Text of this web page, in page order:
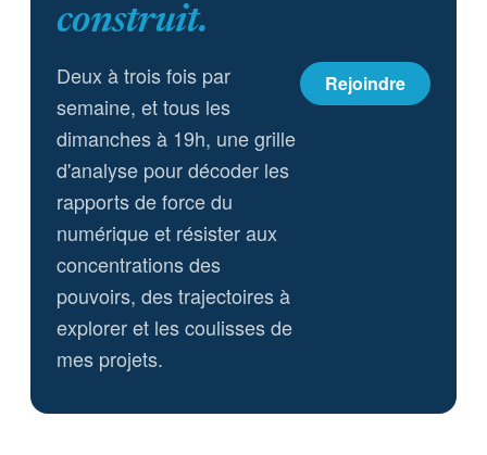
construit.
Deux à trois fois par
semaine, et tous les
dimanches à 19h, une grille
d'analyse pour décoder les
rapports de force du
numérique et résister aux
concentrations des
pouvoirs, des trajectoires à
explorer et les coulisses de
mes projets.
Rejoindre